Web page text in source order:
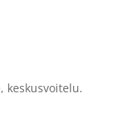
keskusvoitelu.